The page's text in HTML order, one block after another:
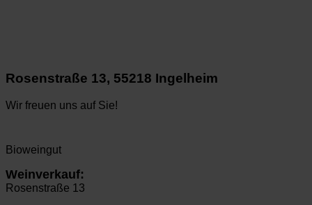
Rosenstraße 13, 55218 Ingelheim
Wir freuen uns auf Sie!
Bioweingut
Weinverkauf:
Rosenstraße 13